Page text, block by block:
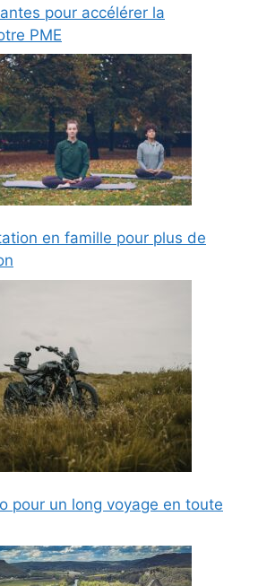
pour accélérer la
PME
en famille pour plus de
pour un long voyage en toute